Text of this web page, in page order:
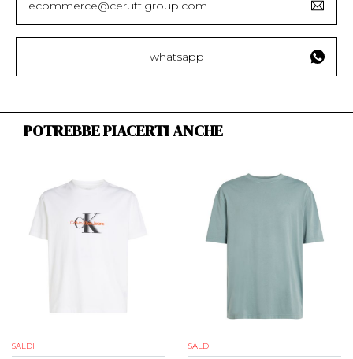
ecommerce@ceruttigroup.com
whatsapp
POTREBBE PIACERTI ANCHE
SALDI SALDI